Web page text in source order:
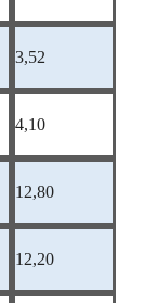
3,52
4,10
12,80
12,20